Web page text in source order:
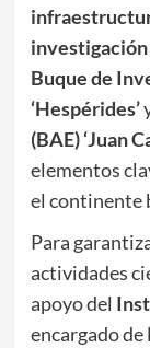
Buque de
‘Hespérides’
(BAE) ‘Juan
elementos
el continente
Para
actividades
apoyo del
encargado de